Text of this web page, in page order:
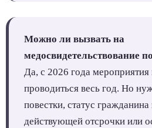
Можно ли вызвать на
медосвидетельствование
Да, с 2026 года мероприятия
проводиться весь год. Но
повестки, статус
действующей отсрочки или